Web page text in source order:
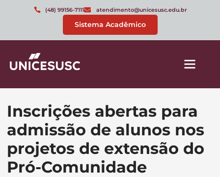
(48) 99156-7111 atendimento@unicesusc.edu.br
Sistema Acadêmico
Inscrições abertas para
admissão de alunos nos
projetos de extensão do
Pró-Comunidade